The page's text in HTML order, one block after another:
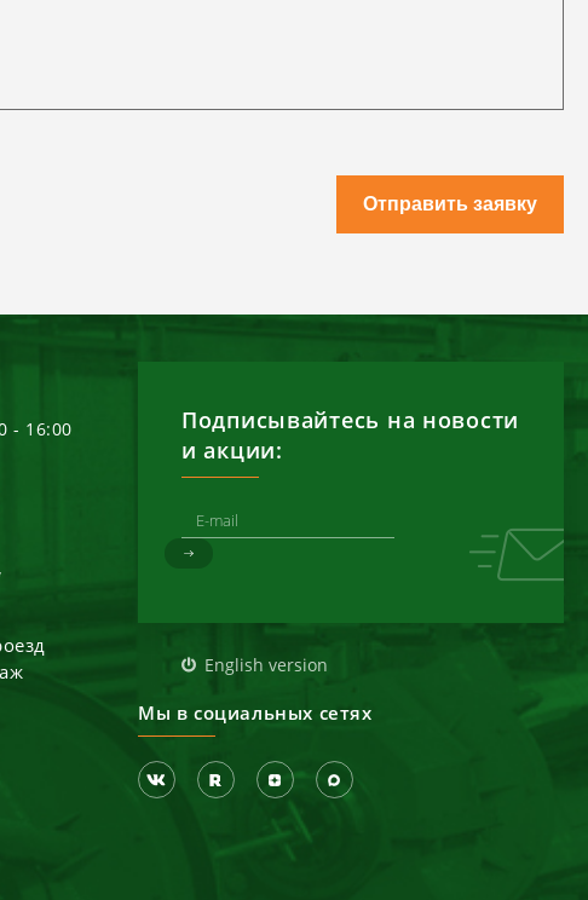
Отправить заявку
- 16:00
Подписывайтесь на новости
и акции:
English version
Мы в социальных сетях